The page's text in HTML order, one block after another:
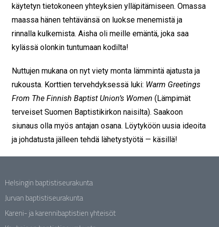
käytetyn tietokoneen yhteyksien ylläpitämiseen. Omassa
maassa hänen tehtävänsä on luokse menemistä ja
rinnalla kulkemista. Aisha oli meille emäntä, joka saa
kylässä olonkin tuntumaan kodilta!
Nuttujen mukana on nyt viety monta lämmintä ajatusta ja
rukousta. Korttien tervehdyksessä luki: Warm Greetings
From The Finnish Baptist Union’s Women (Lämpimät
terveiset Suomen Baptistikirkon naisilta). Saakoon
siunaus olla myös antajan osana. Löytyköön uusia ideoita
ja johdatusta jälleen tehdä lähetystyötä — käsillä!
Helsingin baptistiseurakunta
Jurvan baptistiseurakunta
Kareni- ja karennibaptistien yhteisöt